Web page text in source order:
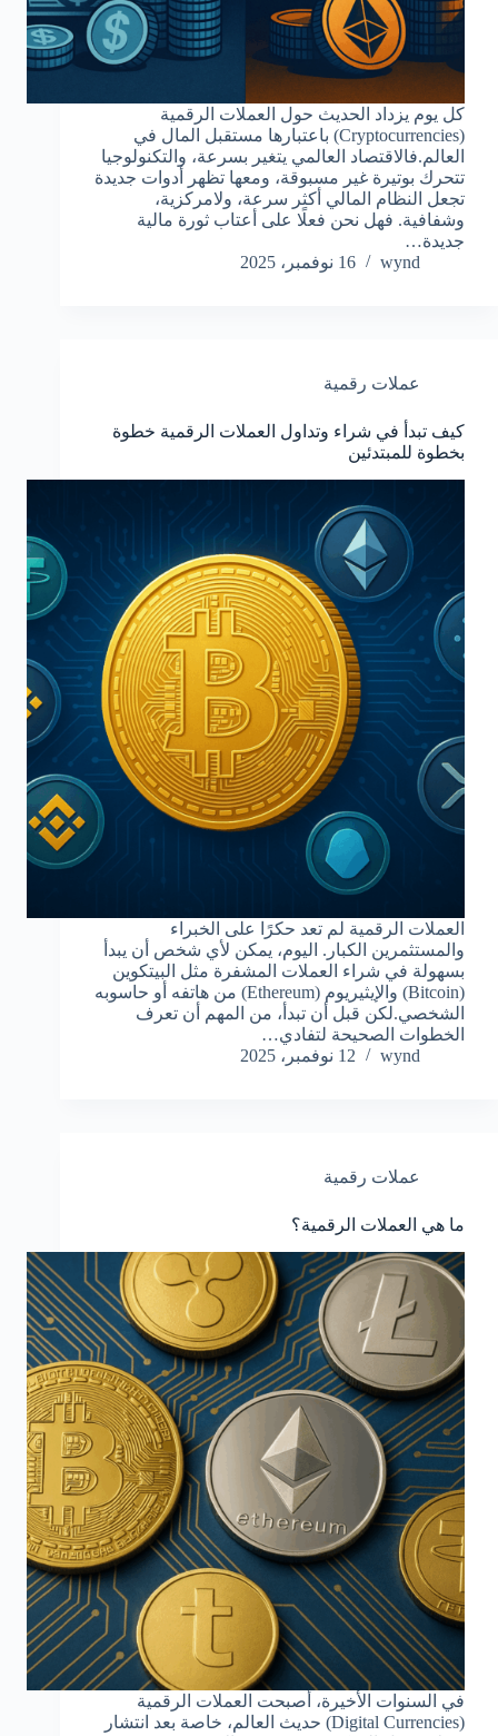
كل يوم يزداد الحديث حول العملات الرقمية
(Cryptocurrencies) باعتبارها مستقبل المال في
العالم.فالاقتصاد العالمي يتغير بسرعة، والتكنولوجيا
تتحرك بوتيرة غير مسبوقة، ومعها تظهر أدوات جديدة
تجعل النظام المالي أكثر سرعة، ولامركزية،
وشفافية. فهل نحن فعلًا على أعتاب ثورة مالية
جديدة…
wynd
16 نوفمبر، 2025
عملات رقمية
كيف تبدأ في شراء وتداول العملات الرقمية خطوة
بخطوة للمبتدئين
العملات الرقمية لم تعد حكرًا على الخبراء
والمستثمرين الكبار. اليوم، يمكن لأي شخص أن يبدأ
بسهولة في شراء العملات المشفرة مثل البيتكوين
(Bitcoin) والإيثيريوم (Ethereum) من هاتفه أو حاسوبه
الشخصي.لكن قبل أن تبدأ، من المهم أن تعرف
الخطوات الصحيحة لتفادي…
wynd
12 نوفمبر، 2025
عملات رقمية
ما هي العملات الرقمية؟
في السنوات الأخيرة، أصبحت العملات الرقمية
(Digital Currencies) حديث العالم، خاصة بعد انتشار